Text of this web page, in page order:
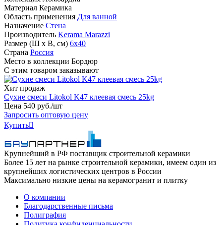
Материал Керамика
Область применения Для ванной
Назначение Стена
Производитель Kerama Marazzi
Размер (Ш х В, см) 6х40
Страна Россия
Место в коллекции Бордюр
С этим товаром заказывают
Хит продаж
Сухие смеси Litokol K47 клеевая смесь 25kg
Цена 540 руб./шт
Запросить оптовую цену
Купить
Крупнейший в РФ поставщик строительной керамики
Более 15 лет на рынке строительной керамики, имеем один из
крупнейших логистических центров в России
Максимально низкие цены на керамогранит и плитку
О компании
Благодарственные письма
Полиграфия